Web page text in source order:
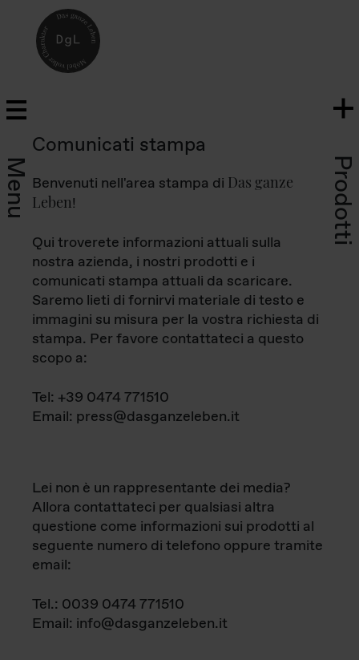
Menu Prodotti
Comunicati stampa
Benvenuti nell'area stampa di Das ganze
Leben!
Qui troverete informazioni attuali sulla
nostra azienda, i nostri prodotti e i
comunicati stampa attuali da scaricare.
Saremo lieti di fornirvi materiale di testo e
immagini su misura per la vostra richiesta di
stampa. Per favore contattateci a questo
scopo a:
Tel: +39 0474 771510
Email: press@dasganzeleben.it
Lei non è un rappresentante dei media?
Allora contattateci per qualsiasi altra
questione come informazioni sui prodotti al
seguente numero di telefono oppure tramite
email:
Tel.: 0039 0474 771510
Email: info@dasganzeleben.it